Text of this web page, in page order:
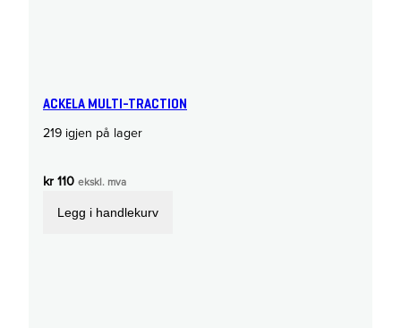
ACKELA MULTI-TRACTION
219 igjen på lager
kr110 ekskl. mva
Legg i handlekurv